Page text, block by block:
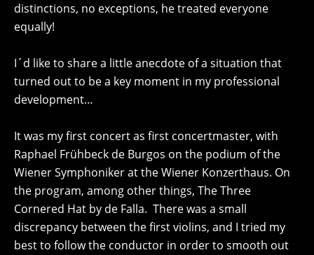
distinctions, no exceptions, he treated everyone
equally!
I´d like to share a little anecdote of a situation that
turned out to be a key moment in my professional
development…
It was my first concert as first concertmaster, with
Raphael Frühbeck de Burgos on the podium of the
Wiener Symphoniker at the Wiener Konzerthaus. On
the program, among other things, The Three
Cornered Hat by de Falla. There was a small
discrepancy between the first violins, and I tried my
best to follow the conductor in order to smooth out